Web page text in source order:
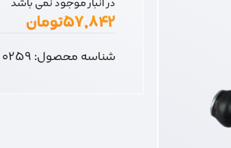
۵۷,۸۴۲تومان
شناسه محصول: 0259